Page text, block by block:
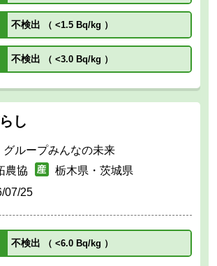
不検出 （ <1.5 Bq/kg ）
不検出 （ <3.0 Bq/kg ）
し
ループみんなの未来
農協
栃木県・茨城県
07/25
不検出 （ <6.0 Bq/kg ）